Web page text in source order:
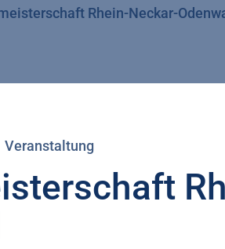
Rhein-Neckar-
Veranstaltung